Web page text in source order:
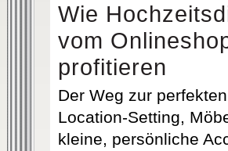
Wie
vom
profitieren
Der Weg zur
Location-Setting,
kleine, persönliche